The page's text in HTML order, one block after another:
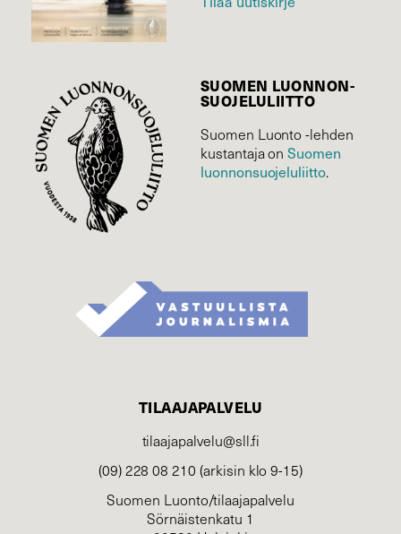
SUOMEN LUONNON­
SUOJELU­LIITTO
Suomen Luonto -lehden
kustantaja onSuomen
luonnonsuojelu­liitto.
TILAAJAPALVELU
tilaajapalvelu@sll.fi
(09) 228 08 210 (arkisin klo 9-15)
Suomen Luonto/tilaajapalvelu
Sörnäistenkatu 1